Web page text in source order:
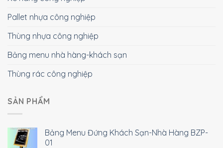
Pallet nhựa công nghiệp
Thùng nhựa công nghiệp
Bảng menu nhà hàng-khách sạn
Thùng rác công nghiệp
SẢN PHẨM
Bảng Menu Đứng Khách Sạn-Nhà Hàng BZP-
01